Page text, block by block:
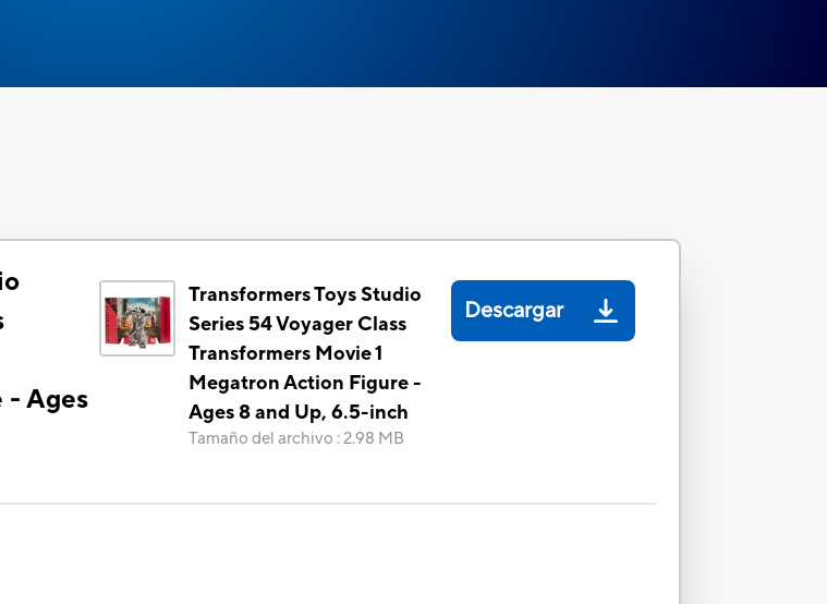
- Ages
Transformers Toys Studio
Series 54 Voyager Class
Transformers Movie 1
Megatron Action Figure -
Ages 8 and Up, 6.5-inch
Tamaño del archivo :2.98 MB
Descargar